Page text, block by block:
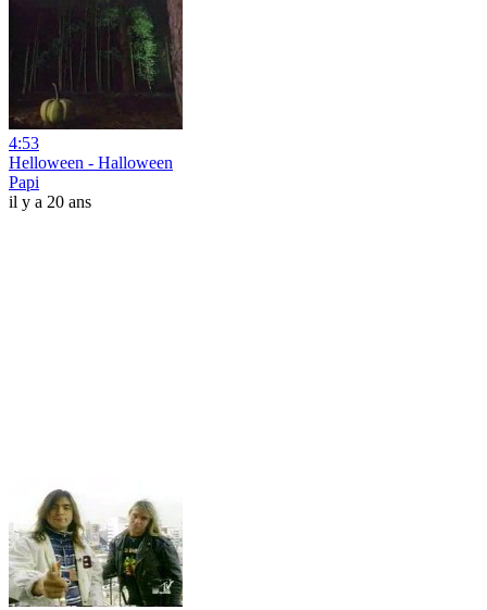
4:53
Helloween - Halloween
Papi
il y a 20 ans